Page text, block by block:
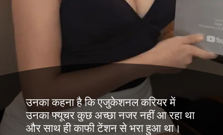
उनका कहना है कि एजुकेशनल करियर में
उनका फ्यूचर कुछ अच्छा नजर नहीं आ रहा था
और साथ ही काफी टेंशन से भरा हुआ था।